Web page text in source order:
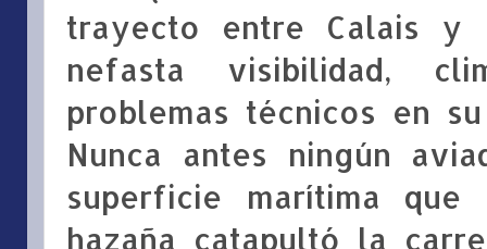
trayecto entre Calais y
nefasta visibilidad,
problemas técnicos en
Nunca antes ningún
superficie marítima
hazaña catapultó la